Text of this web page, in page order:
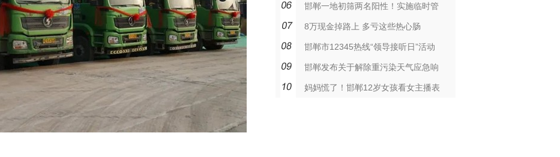
邯郸一地初筛两名阳性！实施临时管
8万现金掉路上 多亏这些热心肠
邯郸市12345热线“领导接听日”活动
邯郸发布关于解除重污染天气应急响
妈妈慌了！邯郸12岁女孩看女主播表